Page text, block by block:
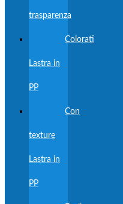
trasparenza
Colorati
Lastra in
PP
Con
texture
Lastra in
PP